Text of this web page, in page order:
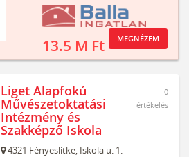
13.5 M Ft MEGNÉZEM
Liget Alapfokú
Művészetoktatási
Intézmény és
Szakképző Iskola
4321 Fényeslitke, Iskola u. 1.
0
értékelés